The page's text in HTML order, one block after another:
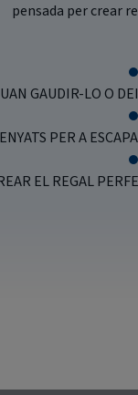
pensada per crear
GAUDIR-LO O
PER A
EL REGAL